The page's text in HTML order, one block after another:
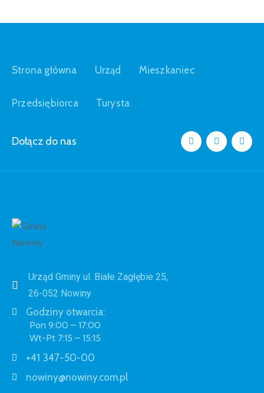
Strona główna Urząd Mieszkaniec
Przedsiębiorca Turysta
Dołącz do nas
Urząd Gminy ul. Białe Zagłębie 25,
26-052 Nowiny
Godziny otwarcia:
Pon 9:00 – 17:00
Wt-Pt 7:15 – 15:15
+41 347-50-00
nowiny@nowiny.com.pl